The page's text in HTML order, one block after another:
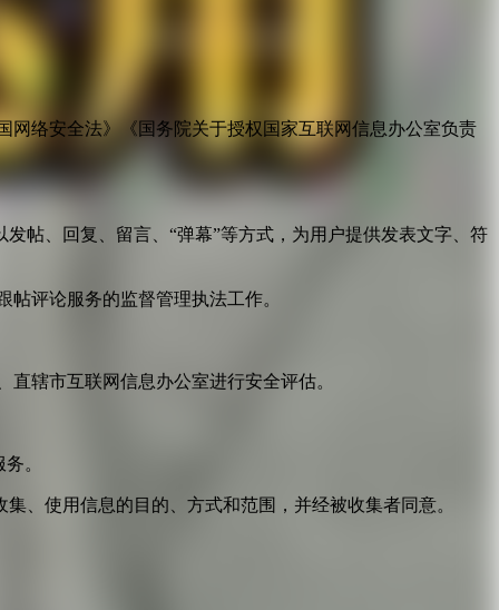
络安全法》《国务院关于授权国家互联网信息办公室负责
帖、回复、留言、“弹幕”等方式，为用户提供发表文字、符
评论服务的监督管理执法工作。
辖市互联网信息办公室进行安全评估。
。
、使用信息的目的、方式和范围，并经被收集者同意。